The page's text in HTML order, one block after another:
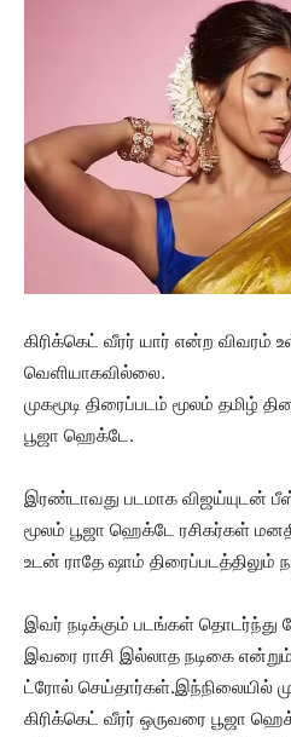
கிரிக்கெட் வீரர் யார் என்ற விவரம்
வெளியாகவில்லை.
முகமூடி திரைப்படம் மூலம் தமிழ்
பூஜா ஹெக்டே.
இரண்டாவது படமாக விஜய்யுடன்
மூலம் பூஜா ஹெக்டே ரசிகர்கள்
உடன் ராதே ஷாம் திரைப்படத்திலும்
இவர் நடிக்கும் படங்கள் தொடர்ந்து
இவரை ராசி இல்லாத நடிகை
ட்ரோல் செய்தார்கள்.இந்நிலையில்
கிரிக்கெட் வீரர் ஒருவரை பூஜா